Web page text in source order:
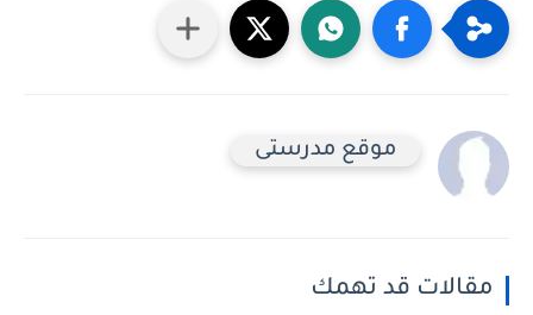
موقع مدرستى
مقالات قد تهمك